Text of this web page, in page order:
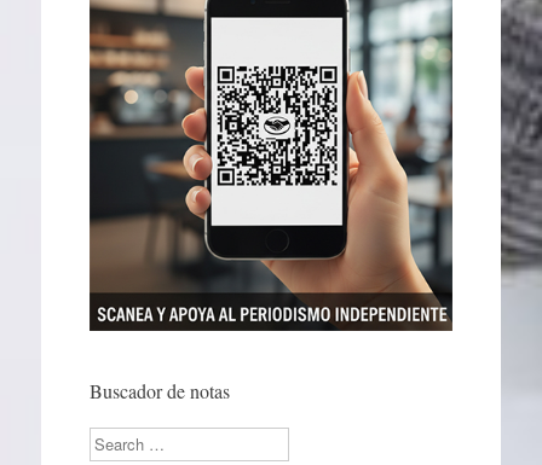
Buscador de notas
Search